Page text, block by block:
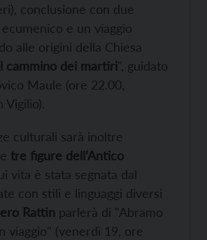
conclusione con due
e un viaggio
alle origini della Chiesa
cammino dei martiri", guidato
Maule (ore 22.00,
Vigilio).
culturali sarà inoltre
tre figure dell’Antico
vita è stata segnata dal
con stili e linguaggi diversi
Rattin parlerà di "Abramo
viaggio" (venerdì 19, ore